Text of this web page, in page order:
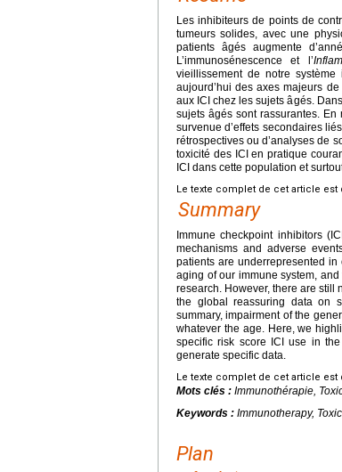
Les inhibiteurs de points de
tumeurs solides, avec une
patients âgés augmente
L’immunosénescence et l’
vieillissement de notre
aujourd’hui des axes majeurs
aux ICI chez les sujets âgés.
sujets âgés sont rassurantes.
survenue d’effets secondaires
rétrospectives ou d’analyses de
toxicité des ICI en pratique
ICI dans cette population et
Le texte complet de cet article est
Summary
Immune checkpoint inhibitors
mechanisms and adverse
patients are underrepresented
aging of our immune system,
research. However, there are still
the global reassuring data on
summary, impairment of the
whatever the age. Here, we
specific risk score ICI use in
generate specific data.
Le texte complet de cet article est
Mots clés : Immunothérapie,
Keywords : Immunotherapy,
Plan